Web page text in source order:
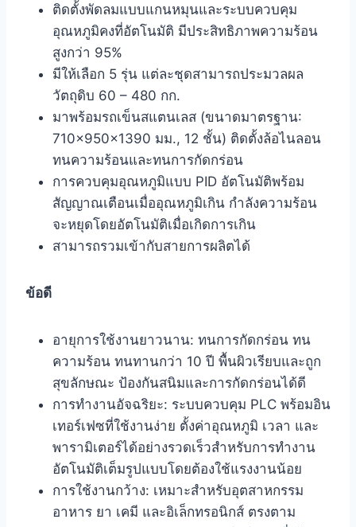
ติดตั้งพัดลมแบบแกนหมุนและระบบควบคุม
อุณหภูมิคงที่อัตโนมัติ มีประสิทธิภาพความร้อน
สูงกว่า 95%
มีให้เลือก 5 รุ่น แต่ละชุดสามารถประมวลผล
วัตถุดิบ 60 – 480 กก.
มาพร้อมรถเข็นสแตนเลส (ขนาดมาตรฐาน:
710×950×1390 มม., 12 ชั้น) ติดตั้งล้อไนลอน
ทนความร้อนและทนการกัดกร่อน
การควบคุมอุณหภูมิแบบ PID อัตโนมัติพร้อม
สัญญาณเตือนเมื่ออุณหภูมิเกิน กำลังความร้อน
จะหยุดโดยอัตโนมัติเมื่อเกิดการเกิน
สามารถรวมเข้ากับสายการผลิตได้
ข้อดี
อายุการใช้งานยาวนาน: ทนการกัดกร่อน ทน
ความร้อน ทนทานกว่า 10 ปี พื้นผิวเรียบและถูก
สุขลักษณะ ป้องกันสนิมและการกัดกร่อนได้ดี
การทำงานอัจฉริยะ: ระบบควบคุม PLC พร้อมอิน
เทอร์เฟซที่ใช้งานง่าย ตั้งค่าอุณหภูมิ เวลา และ
พารามิเตอร์ได้อย่างรวดเร็วสำหรับการทำงาน
อัตโนมัติเต็มรูปแบบโดยต้องใช้แรงงานน้อย
การใช้งานกว้าง: เหมาะสำหรับอุตสาหกรรม
อาหาร ยา เคมี และอิเล็กทรอนิกส์ ตรงตาม